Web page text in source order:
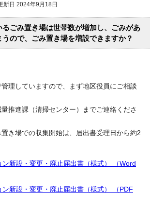
日 2024年9月18日
るごみ置き場は世帯数が増加し、ごみがあ
うので、ごみ置き場を増設できますか？
理していますので、まず地区役員にご相談
推進課（清掃センター）までご連絡くださ
き場での収集開始は、届出書受理日から約2
ン新設・変更・廃止届出書（様式） （Word
ン新設・変更・廃止届出書（様式） （PDF